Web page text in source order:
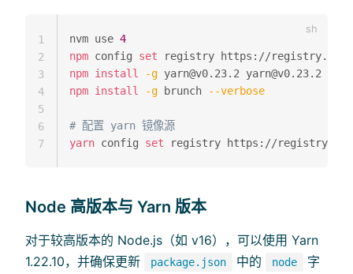
nvm use 4
npm config set
npm install -g yarn@v0.23.2 yarn@v0.23.2
npm install -g brunch --verbose
# 配置 yarn 镜像源
yarn config set
1
2
3
4
5
6
7
Node 高版本与 Yarn 版本
对于较高版本的 Node.js（如 v16），可以使用 Yarn
1.22.10，并确保更新
package.json 中的 node
字